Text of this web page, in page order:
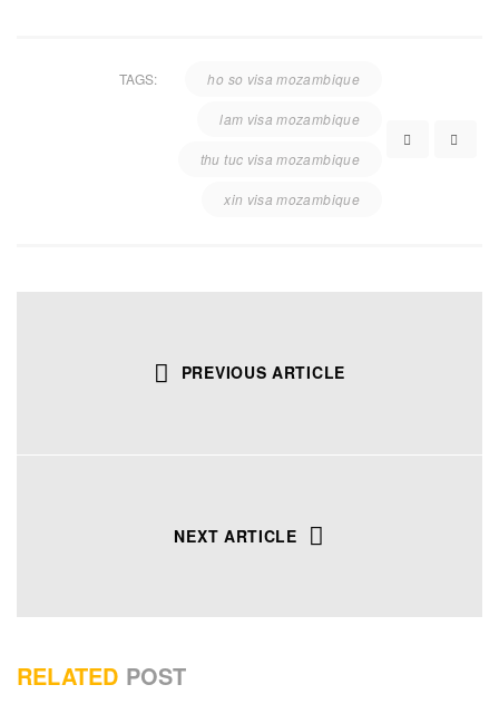
TAGS: ho so visa mozambique
lam visa mozambique
thu tuc visa mozambique
xin visa mozambique
PREVIOUS ARTICLE
NEXT ARTICLE
RELATED POST